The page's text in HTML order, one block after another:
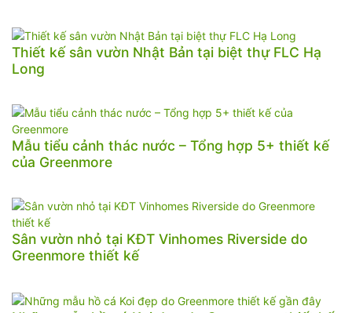
Thiết kế sân vườn Nhật Bản tại biệt thự FLC Hạ
Long
Mẫu tiểu cảnh thác nước – Tổng hợp 5+ thiết kế
của Greenmore
Sân vườn nhỏ tại KĐT Vinhomes Riverside do
Greenmore thiết kế